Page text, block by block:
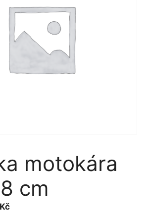
motokára
cm
KčRozpětí